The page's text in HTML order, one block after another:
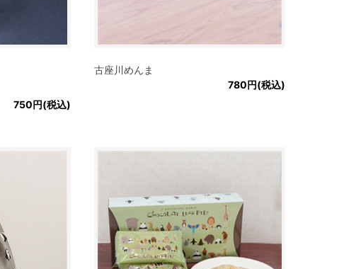
750円(税込)
古座川めんま
780円(税込)